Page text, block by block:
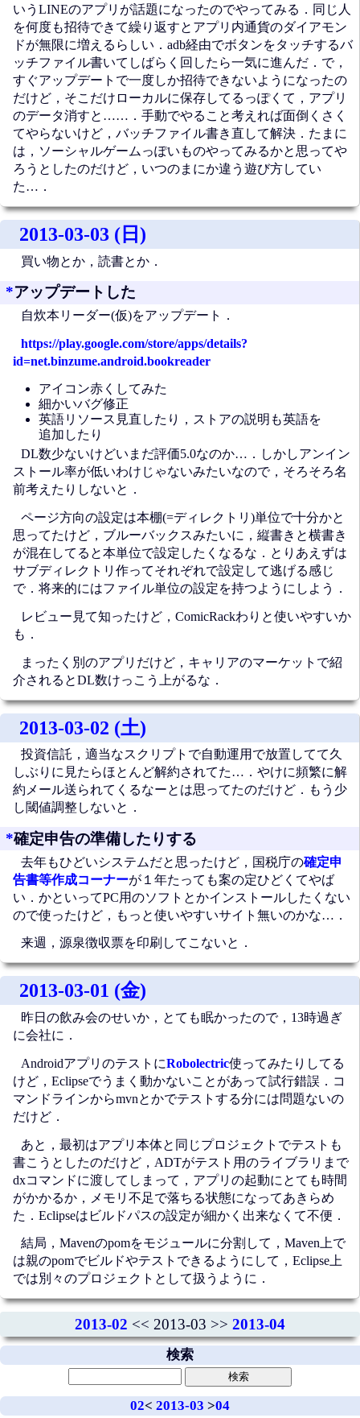
いうLINEのアプリが話題になったのでやってみる．同じ人
を何度も招待できて繰り返すとアプリ内通貨のダイアモン
ドが無限に増えるらしい．adb経由でボタンをタッチするバ
ッチファイル書いてしばらく回したら一気に進んだ．で，
すぐアップデートで一度しか招待できないようになったの
だけど，そこだけローカルに保存してるっぽくて，アプリ
のデータ消すと……．手動でやること考えれば面倒くさく
てやらないけど，バッチファイル書き直して解決．たまに
は，ソーシャルゲームっぽいものやってみるかと思ってや
ろうとしたのだけど，いつのまにか違う遊び方してい
た…．
2013-03-03 (日)
買い物とか，読書とか．
*アップデートした
自炊本リーダー(仮)をアップデート．
https://play.google.com/store/apps/details?
id=net.binzume.android.bookreader
アイコン赤くしてみた
細かいバグ修正
英語リソース見直したり，ストアの説明も英語を
追加したり
DL数少ないけどいまだ評価5.0なのか…．しかしアンイン
ストール率が低いわけじゃないみたいなので，そろそろ名
前考えたりしないと．
ページ方向の設定は本棚(=ディレクトリ)単位で十分かと
思ってたけど，ブルーバックスみたいに，縦書きと横書き
が混在してると本単位で設定したくなるな．とりあえずは
サブディレクトリ作ってそれぞれで設定して逃げる感じ
で．将来的にはファイル単位の設定を持つようにしよう．
レビュー見て知ったけど，ComicRackわりと使いやすいか
も．
まったく別のアプリだけど，キャリアのマーケットで紹
介されるとDL数けっこう上がるな．
2013-03-02 (土)
投資信託，適当なスクリプトで自動運用で放置してて久
しぶりに見たらほとんど解約されてた…．やけに頻繁に解
約メール送られてくるなーとは思ってたのだけど．もう少
し閾値調整しないと．
*確定申告の準備したりする
去年もひどいシステムだと思ったけど，国税庁の確定申
告書等作成コーナーが１年たっても案の定ひどくてやば
い．かといってPC用のソフトとかインストールしたくない
ので使ったけど，もっと使いやすいサイト無いのかな…．
来週，源泉徴収票を印刷してこないと．
2013-03-01 (金)
昨日の飲み会のせいか，とても眠かったので，13時過ぎ
に会社に．
AndroidアプリのテストにRobolectric使ってみたりしてる
けど，Eclipseでうまく動かないことがあって試行錯誤．コ
マンドラインからmvnとかでテストする分には問題ないの
だけど．
あと，最初はアプリ本体と同じプロジェクトでテストも
書こうとしたのだけど，ADTがテスト用のライブラリまで
dxコマンドに渡してしまって，アプリの起動にとても時間
がかかるか，メモリ不足で落ちる状態になってあきらめ
た．Eclipseはビルドパスの設定が細かく出来なくて不便．
結局，Mavenのpomをモジュールに分割して，Maven上で
は親のpomでビルドやテストできるようにして，Eclipse上
では別々のプロジェクトとして扱うように．
2013-02 << 2013-03 >> 2013-04
検索
02< 2013-03 >04